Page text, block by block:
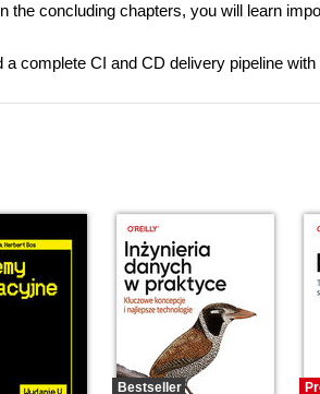
concluding chapters, you will learn
complete CI and CD delivery pipeline
Bestseller